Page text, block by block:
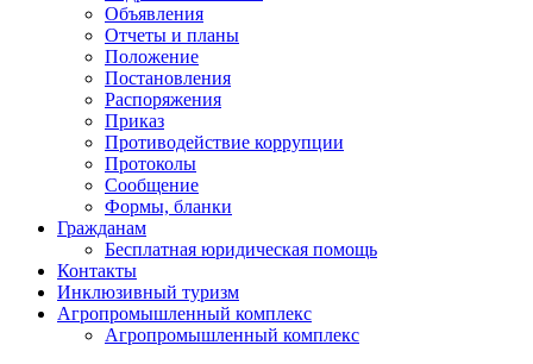
Объявления
Отчеты и планы
Положение
Постановления
Распоряжения
Приказ
Противодействие коррупции
Протоколы
Сообщение
Формы, бланки
Гражданам
Бесплатная юридическая помощь
Контакты
Инклюзивный туризм
Агропромышленный комплекс
Агропромышленный комплекс